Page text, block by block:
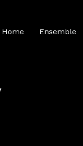
Home Ensemble